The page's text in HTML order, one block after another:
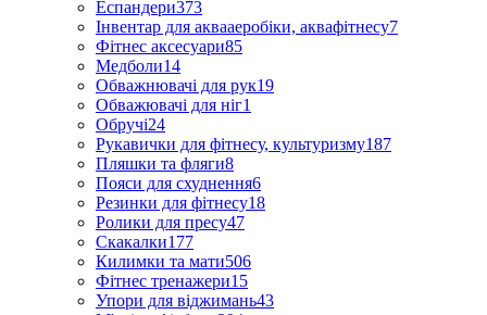
Еспандери373
Інвентар для аквааеробіки, аквафітнесу7
Фітнес аксесуари85
Медболи14
Обважнювачі для рук19
Обважювачі для ніг1
Обручі24
Рукавички для фітнесу, культуризму187
Пляшки та фляги8
Пояси для схуднення6
Резинки для фітнесу18
Ролики для пресу47
Скакалки177
Килимки та мати506
Фітнес тренажери15
Упори для віджимань43